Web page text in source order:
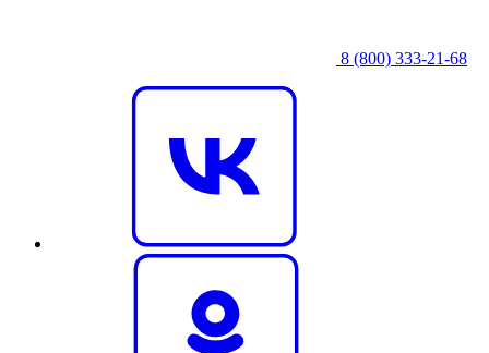
8 (800) 333‑21-68